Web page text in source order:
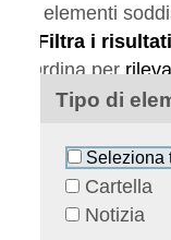
i risultati.
Tipo di
Seleziona tutti
Cartella
Notizia
per rilevanza
BERDICCHIA
(Vice